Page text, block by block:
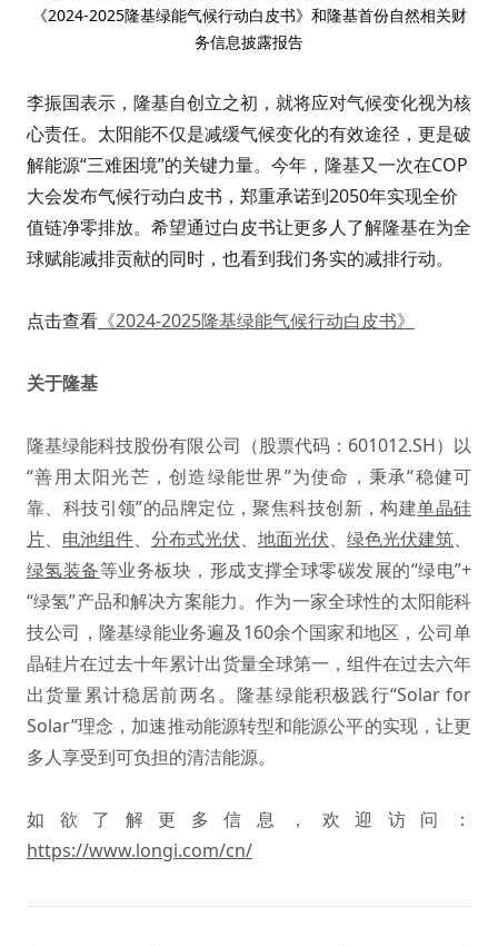
《2024-2025隆基绿能气候行动白皮书》和隆基首份自然相关财
务信息披露报告
李振国表示，隆基自创立之初，就将应对气候变化视为核
心责任。太阳能不仅是减缓气候变化的有效途径，更是破
解能源“三难困境”的关键力量。今年，隆基又一次在COP
大会发布气候行动白皮书，郑重承诺到2050年实现全价
值链净零排放。希望通过白皮书让更多人了解隆基在为全
球赋能减排贡献的同时，也看到我们务实的减排行动。
点击查看 《2024-2025隆基绿能气候行动白皮书》
关于隆基
隆基绿能科技股份有限公司（股票代码：601012.SH）以
“善用太阳光芒，创造绿能世界”为使命，秉承“稳健可
靠、科技引领”的品牌定位，聚焦科技创新，构建单晶硅
片、 电池组件、 分布式光伏、 地面光伏、 绿色光伏建筑、
绿氢装备等业务板块，形成支撑全球零碳发展的“绿电”+
“绿氢”产品和解决方案能力。作为一家全球性的太阳能科
技公司，隆基绿能业务遍及160余个国家和地区，公司单
晶硅片在过去十年累计出货量全球第一，组件在过去六年
出货量累计稳居前两名。隆基绿能积极践行“Solar for
Solar”理念，加速推动能源转型和能源公平的实现，让更
多人享受到可负担的清洁能源。
如欲了解更多信息，欢迎访问：
https://www.longi.com/cn/